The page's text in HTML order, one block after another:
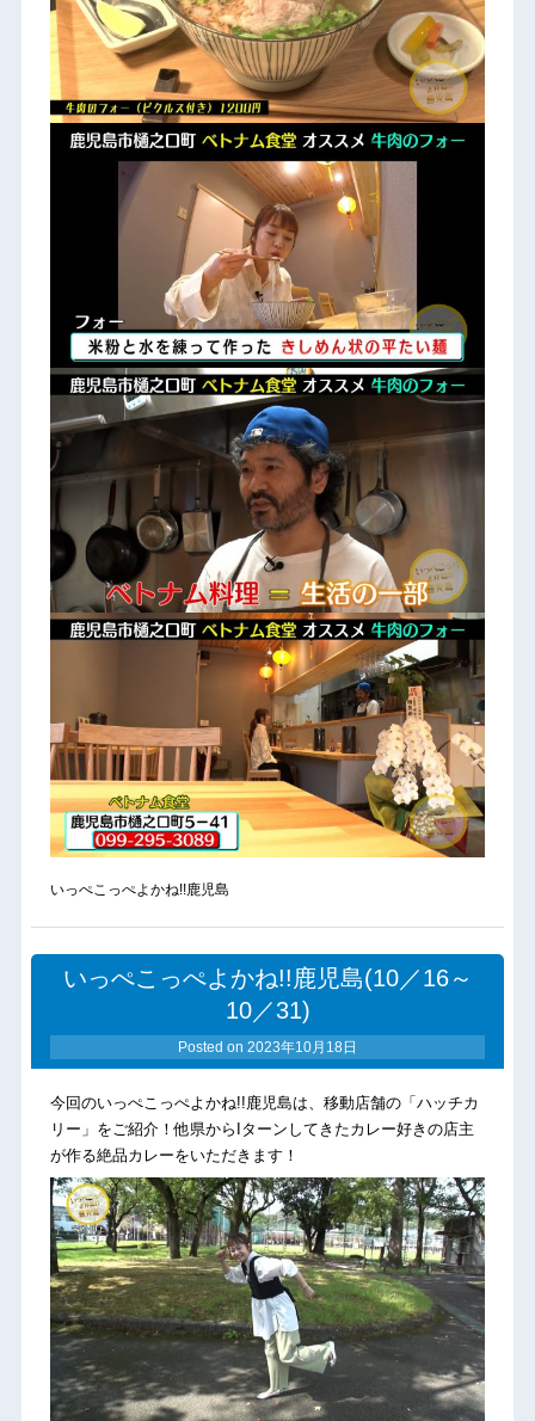
いっぺこっぺよかね!!鹿児島
いっぺこっぺよかね!!鹿児島(10／16～
10／31)
Posted on 2023年10月18日
今回のいっぺこっぺよかね!!鹿児島は、移動店舗の「ハッチカ
リー」をご紹介！他県からIターンしてきたカレー好きの店主
が作る絶品カレーをいただきます！